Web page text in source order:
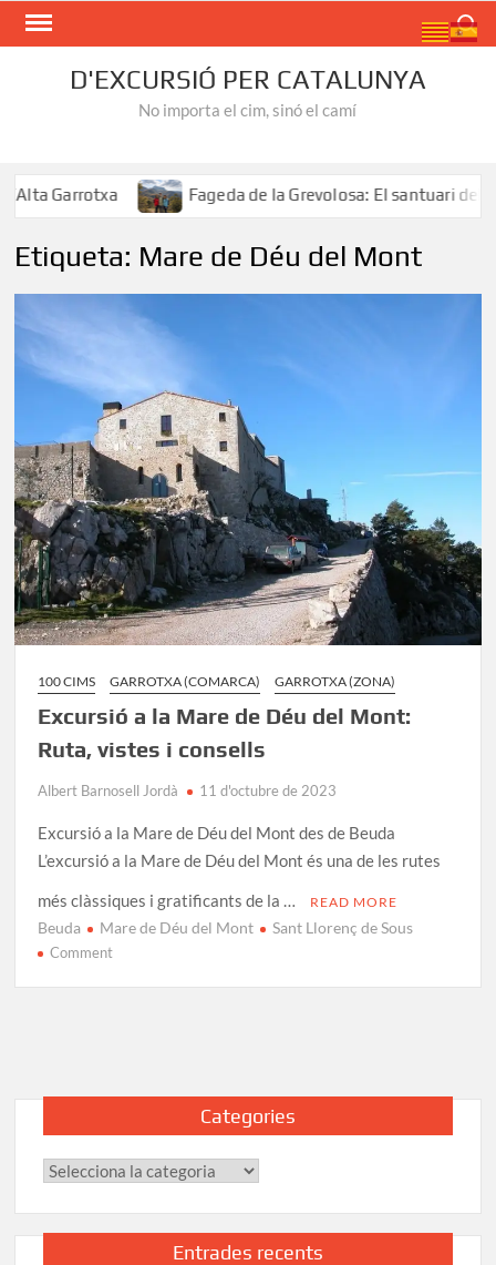
Skip
D'EXCURSIÓ PER CATALUNYA
No importa el cim, sinó el camí
Garrotxa Fageda de la Grevolosa: El santuari dels
Etiqueta: Mare de Déu del Mont
100 CIMS GARROTXA (COMARCA) GARROTXA (ZONA)
Excursió a la Mare de Déu del Mont:
Ruta, vistes i consells
Albert Barnosell Jordà 11 d'octubre de 2023
Excursió a la Mare de Déu del Mont des de Beuda
L’excursió a la Mare de Déu del Mont és una de les rutes
més clàssiques i gratificants de la …
READ MORE
Beuda Mare de Déu del Mont Sant Llorenç de Sous
Commenton
Déu
Ruta,
Categories
Categories
Entrades recents